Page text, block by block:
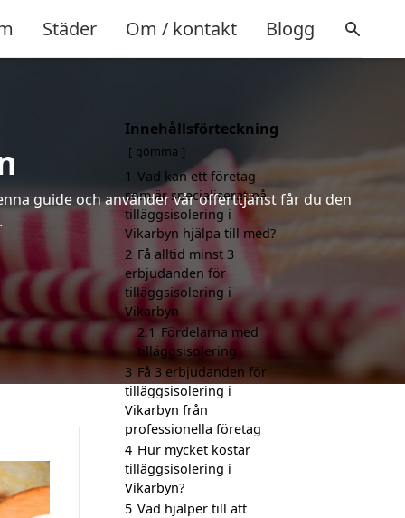
Städer Om / kontakt Blogg
guide och använder vår offerttjänst får du den
Innehållsförteckning
gömma
1 Vad kan ett företag
som är specialiserat på
tilläggsisolering i
Vikarbyn hjälpa till med?
2 Få alltid minst 3
erbjudanden för
tilläggsisolering i
Vikarbyn
2.1 Fördelarna med
tilläggsisolering
3 Få 3 erbjudanden för
tilläggsisolering i
Vikarbyn från
professionella företag
4 Hur mycket kostar
tilläggsisolering i
Vikarbyn?
5 Vad hjälper till att